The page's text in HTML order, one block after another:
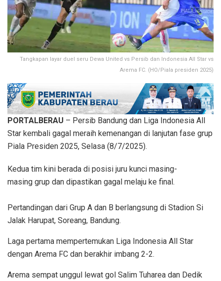
Tangkapan layar duel seru Dewa United vs Persib dan Indonesia All Star vs
Arema FC. (HO/Piala presiden 2025)
PORTALBERAU – Persib Bandung dan Liga Indonesia All
Star kembali gagal meraih kemenangan di lanjutan fase grup
Piala Presiden 2025, Selasa (8/7/2025).
Kedua tim kini berada di posisi juru kunci masing-
masing grup dan dipastikan gagal melaju ke final.
‎Pertandingan dari Grup A dan B berlangsung di Stadion Si
Jalak Harupat, Soreang, Bandung.
Laga pertama mempertemukan Liga Indonesia All Star
dengan Arema FC dan berakhir imbang 2-2.
Arema sempat unggul lewat gol Salim Tuharea dan Dedik